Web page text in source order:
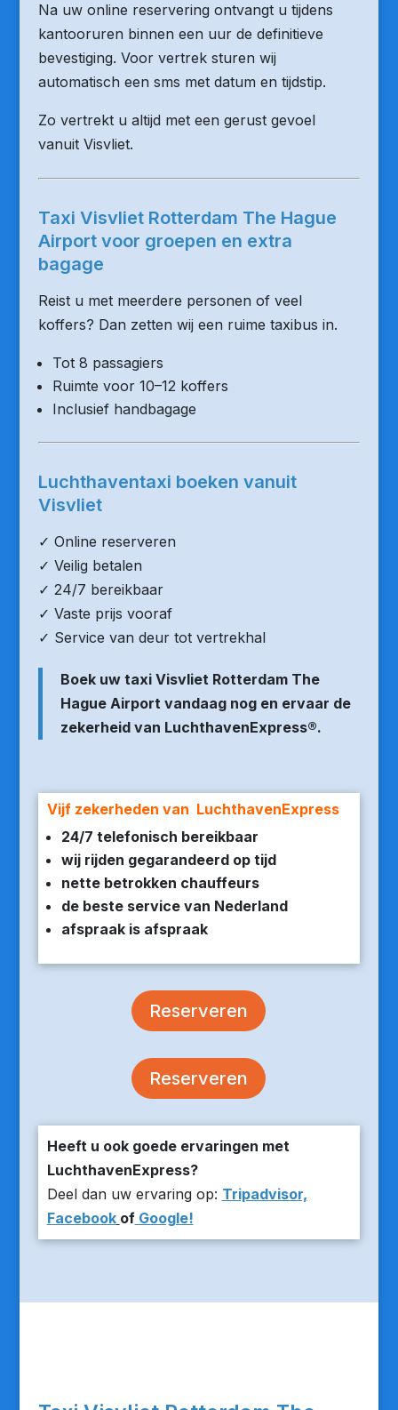
Na uw online reservering ontvangt u tijdens
kantooruren binnen een uur de definitieve
bevestiging. Voor vertrek sturen wij
automatisch een sms met datum en tijdstip.
Zo vertrekt u altijd met een gerust gevoel
vanuit Visvliet.
Taxi Visvliet Rotterdam The Hague
Airport voor groepen en extra
bagage
Reist u met meerdere personen of veel
koffers? Dan zetten wij een ruime taxibus in.
Tot 8 passagiers
Ruimte voor 10–12 koffers
Inclusief handbagage
Luchthaventaxi boeken vanuit
Visvliet
✓ Online reserveren
✓ Veilig betalen
✓ 24/7 bereikbaar
✓ Vaste prijs vooraf
✓ Service van deur tot vertrekhal
Boek uw taxi Visvliet Rotterdam The
Hague Airport vandaag nog en ervaar de
zekerheid van LuchthavenExpress®.
Vijf zekerheden van LuchthavenExpress
24/7 telefonisch bereikbaar
wij rijden gegarandeerd op tijd
nette betrokken chauffeurs
de beste service van Nederland
afspraak is afspraak
Reserveren
Reserveren
Heeft u ook goede ervaringen met
LuchthavenExpress?
Deel dan uw ervaring op: Tripadvisor,
Facebook ofGoogle!